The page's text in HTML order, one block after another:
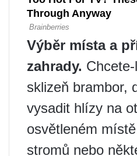
Výběr místa a
zahrady.
sklizeň brambor,
vysadit hlízy na
osvětleném
stromů nebo